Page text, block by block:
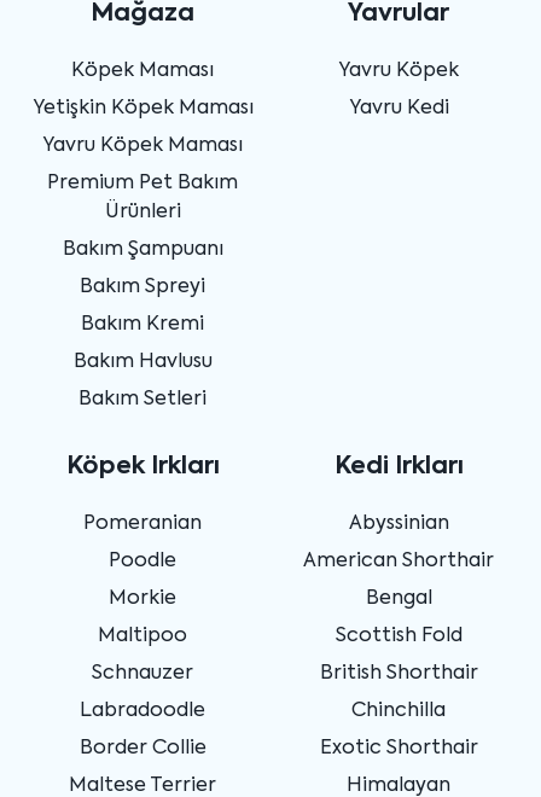
Mağaza
Köpek Maması
Yetişkin Köpek Maması
Yavru Köpek Maması
Premium Pet Bakım
Ürünleri
Bakım Şampuanı
Bakım Spreyi
Bakım Kremi
Bakım Havlusu
Bakım Setleri
Yavrular
Yavru Köpek
Yavru Kedi
Köpek Irkları
Pomeranian
Poodle
Morkie
Maltipoo
Schnauzer
Labradoodle
Border Collie
Maltese Terrier
Kedi Irkları
Abyssinian
American Shorthair
Bengal
Scottish Fold
British Shorthair
Chinchilla
Exotic Shorthair
Himalayan